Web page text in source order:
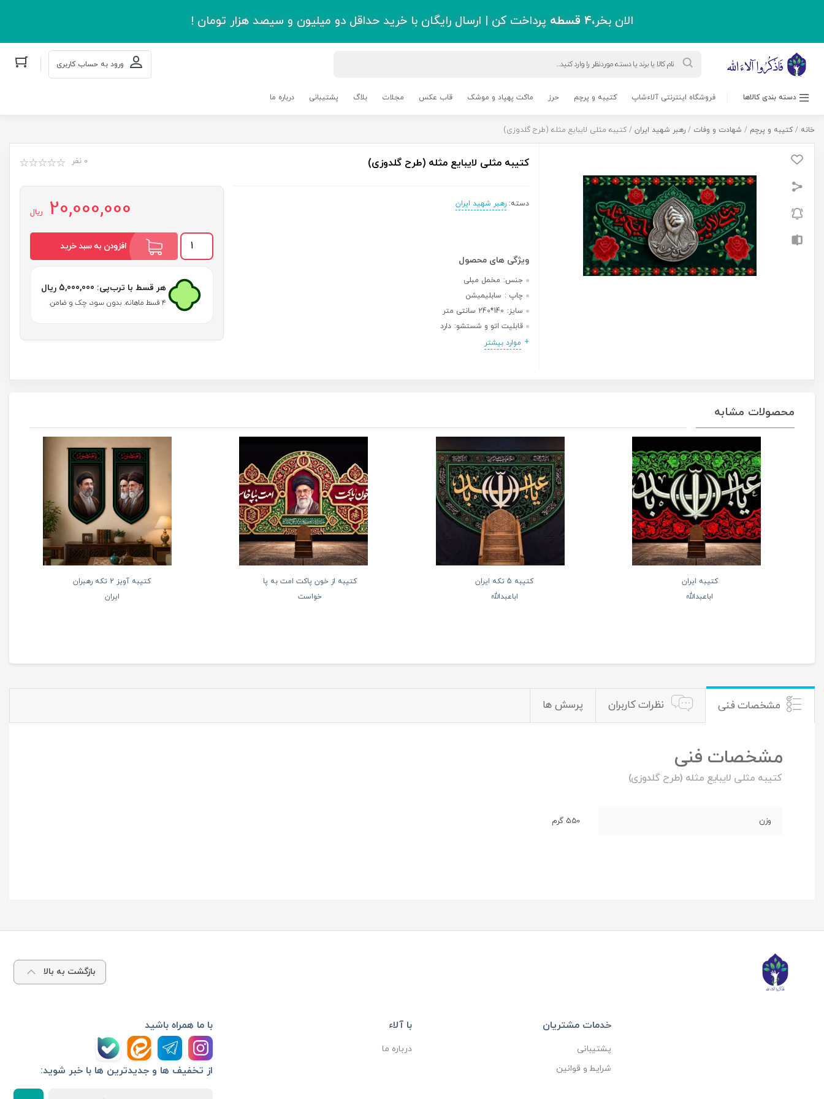
الان بخر،4 قسطه پرداخت کن | ارسال رایگان با خرید حداقل دو میلیون و سیصد هزار تومان !
search ورود به حساب کاربری
دسته بندی کالاها فروشگاه اینترنتی آلاءشاپ کتیبه و پرچم حرز ماکت پهپاد و موشک قاب عکس مجلات بلاگ پشتیبانی درباره ما
خانه / کتیبه و پرچم / شهادت و وفات / رهبر شهید ایران / کتیبه مثلی لایبایع مثله (طرح گلدوزی)
کتیبه مثلی لایبایع مثله (طرح گلدوزی) 0 نفر
دسته: رهبر شهید ایران
جنس: مخمل مبلی
چاپ : سابلیمیشن
سایز: 140*240 سانتی متر
قابلیت اتو و شستشو: دارد
موارد بیشتر
20,000,000 ریال
کتیبه
لایبایع
گلدوزی)
افزودن به سبد خرید
هر قسط با ترب‌پی: 5,000,000 ریال
۴ قسط ماهانه. بدون سود، چک و ضامن.
محصولات مشابه
کتیبه ایران
اباعبدالله
کتیبه 5 تکه ایران
اباعبدالله
کتیبه از خون پاکت امت به پا
خواست
کتیبه آویز 2 تکه رهبران
ایران
مشخصات فنی نظرات کاربران پرسش ها
مشخصات فنی
کتیبه مثلی لایبایع مثله (طرح گلدوزی)
وزن 550 گرم
بازگشت به بالا
خدمات مشتریان
پشتیبانی
شرایط و قوانین
با آلاء
درباره ما
از تخفیف ها و جدیدترین ها با خبر شوید:
با ما همراه باشید